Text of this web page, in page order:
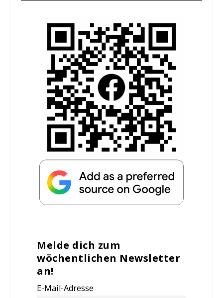
Melde dich zum
wöchentlichen Newsletter
an!
E-Mail-Adresse